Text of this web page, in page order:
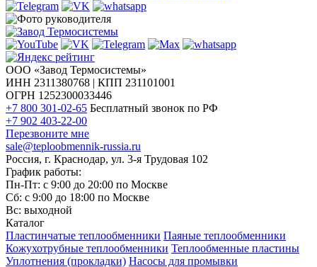
ООО «Завод Термосистемы»
ИНН 2311380768 | КПП 231101001
ОГРН 1252300033446
+7 800 301-02-65 Бесплатный звонок по РФ
+7 902 403-22-00
Перезвоните мне
sale@teploobmennik-russia.ru
Россия, г. Краснодар, ул. 3-я Трудовая 102
График работы:
Пн-Пт: с 9:00 до 20:00 по Москве
Сб: с 9:00 до 18:00 по Москве
Вс: выходной
Каталог
Пластинчатые теплообменники Паяные теплообменники
Кожухотрубные теплообменники Теплообменные пластины
Уплотнения (прокладки) Насосы для промывки